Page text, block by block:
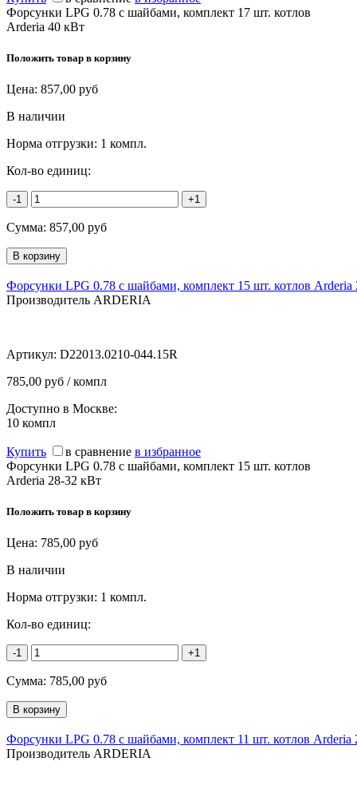
Форсунки LPG 0.78 с шайбами, комплект 17 шт. котлов
Arderia 40 кВт
Положить товар в корзину
Цена: 857,00 руб
В наличии
Норма отгрузки: 1 компл.
Кол-во единиц:
-1 +1
Сумма: 857,00 руб
Форсунки LPG 0.78 с шайбами, комплект 15 шт. котлов Arderia
Производитель ARDERIA
Артикул: D22013.0210-044.15R
785,00 руб / компл
Доступно в Москве:
10 компл
Купить в сравнение в избранное
Форсунки LPG 0.78 с шайбами, комплект 15 шт. котлов
Arderia 28-32 кВт
Положить товар в корзину
Цена: 785,00 руб
В наличии
Норма отгрузки: 1 компл.
Кол-во единиц:
-1 +1
Сумма: 785,00 руб
Форсунки LPG 0.78 с шайбами, комплект 11 шт. котлов Arderia
Производитель ARDERIA